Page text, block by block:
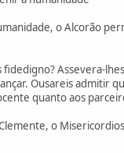
o Alcorão
Assevera-
Ousareis admitir
quanto aos
o